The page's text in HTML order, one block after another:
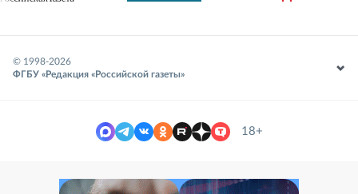
© 1998-2026
ФГБУ «Редакция «Российской газеты»
18+